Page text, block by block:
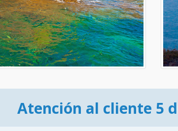
Atención al cliente 5